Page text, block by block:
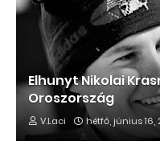
Elhunyt Nikolai
Oroszország
V.Laci hétfő, június 16,